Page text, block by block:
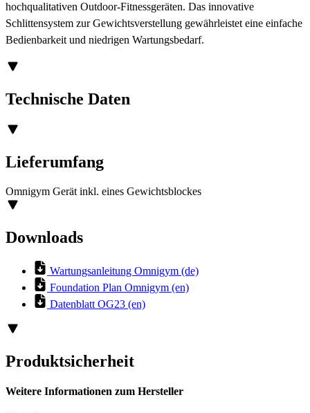
hochqualitativen Outdoor-Fitnessgeräten. Das innovative
Schlittensystem zur Gewichtsverstellung gewährleistet eine einfache
Bedienbarkeit und niedrigen Wartungsbedarf.
Technische Daten
Lieferumfang
Omnigym Gerät inkl. eines Gewichtsblockes
Downloads
Wartungsanleitung Omnigym (de)
Foundation Plan Omnigym (en)
Datenblatt OG23 (en)
Produktsicherheit
Weitere Informationen zum Hersteller